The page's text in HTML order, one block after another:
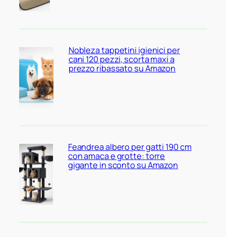
Nobleza tappetini igienici per
cani 120 pezzi, scorta maxi a
prezzo ribassato su Amazon
Feandrea albero per gatti 190 cm
con amaca e grotte: torre
gigante in sconto su Amazon